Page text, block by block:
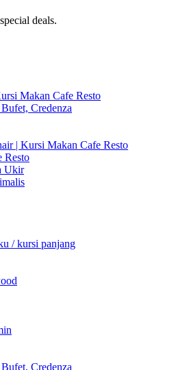
deals.
Makan Cafe Resto
Credenza
| Kursi Makan Cafe Resto
Resto
Ukir
/ kursi panjang
Credenza